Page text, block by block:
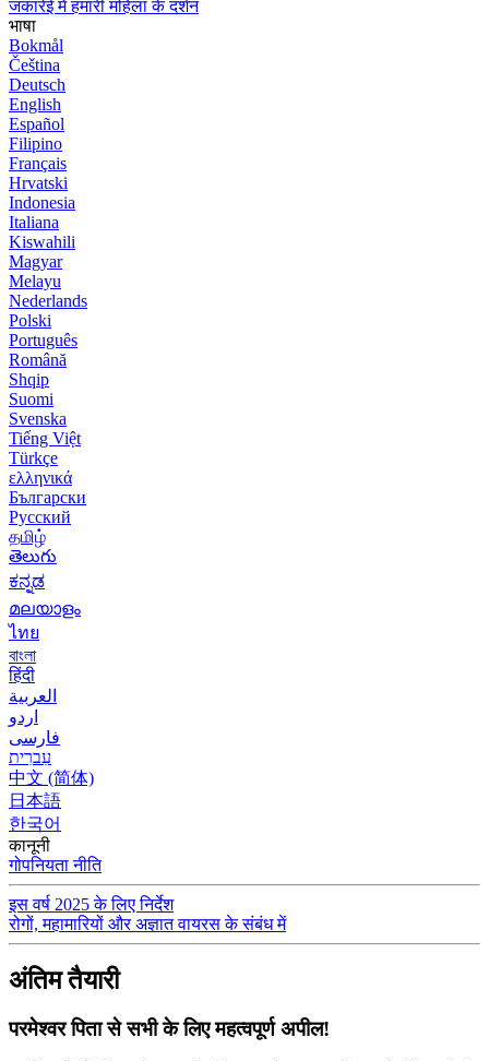
जकारेई में हमारी महिला के दर्शन
भाषा
Bokmål
Čeština
Deutsch
English
Español
Filipino
Français
Hrvatski
Indonesia
Italiana
Kiswahili
Magyar
Melayu
Nederlands
Polski
Português
Română
Shqip
Suomi
Svenska
Tiếng Việt
Türkçe
ελληνικά
Български
Русский
தமிழ்
తెలుగు
ಕನ್ನಡ
മലയാളം
ไทย
বাংলা
हिंदी
العربية
اردو
فارسی
עִברִית
中文 (简体)
日本語
한국어
कानूनी
गोपनियता नीति
इस वर्ष 2025 के लिए निर्देश
रोगों, महामारियों और अज्ञात वायरस के संबंध में
अंतिम तैयारी
परमेश्वर पिता से सभी के लिए महत्वपूर्ण अपील!